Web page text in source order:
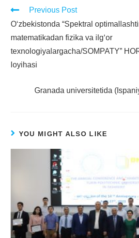
Previous Post
O‘zbekistonda “Spektral
matematikadan fizika va ilg‘or
texnologiyalargacha/SOMPATY”
loyihasi
Granada universitetida
YOU MIGHT ALSO LIKE